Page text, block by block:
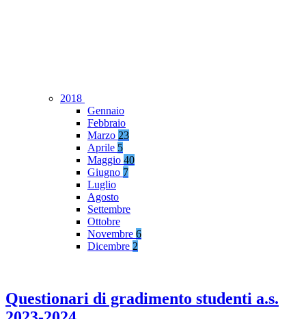
2018
Gennaio
Febbraio
Marzo 23
Aprile 5
Maggio 40
Giugno 7
Luglio
Agosto
Settembre
Ottobre
Novembre 6
Dicembre 2
Questionari di gradimento studenti a.s.